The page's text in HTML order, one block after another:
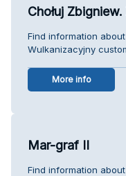
Chołuj
Find information about
Wulkanizacyjny
More info
Mar-graf II
Find information